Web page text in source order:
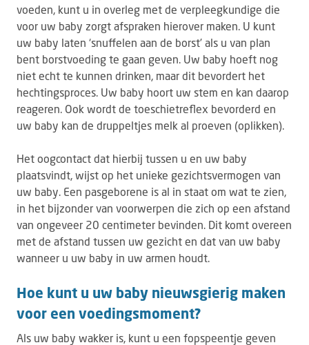
voeden, kunt u in overleg met de verpleegkundige die
voor uw baby zorgt afspraken hierover maken. U kunt
uw baby laten ‘snuffelen aan de borst’ als u van plan
bent borstvoeding te gaan geven. Uw baby hoeft nog
niet echt te kunnen drinken, maar dit bevordert het
hechtingsproces. Uw baby hoort uw stem en kan daarop
reageren. Ook wordt de toeschietreflex bevorderd en
uw baby kan de druppeltjes melk al proeven (oplikken).
Het oogcontact dat hierbij tussen u en uw baby
plaatsvindt, wijst op het unieke gezichtsvermogen van
uw baby. Een pasgeborene is al in staat om wat te zien,
in het bijzonder van voorwerpen die zich op een afstand
van ongeveer 20 centimeter bevinden. Dit komt overeen
met de afstand tussen uw gezicht en dat van uw baby
wanneer u uw baby in uw armen houdt.
Hoe kunt u uw baby nieuwsgierig maken
voor een voedingsmoment?
Als uw baby wakker is, kunt u een fopspeentje geven